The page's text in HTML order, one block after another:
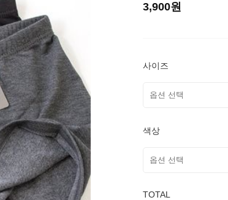
3,900원
사이즈
색상
TOTAL